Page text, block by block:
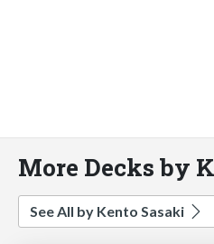
More Decks by
See All by Kento Sasaki